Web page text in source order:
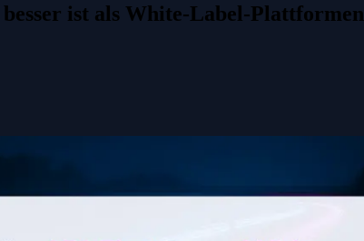
ist als White-Label-Plattformen